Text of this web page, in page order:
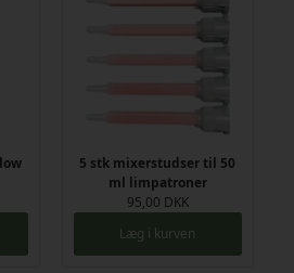
5 stk mixerstudser til 50
ml limpatroner
95,00 DKK
Læg i kurven